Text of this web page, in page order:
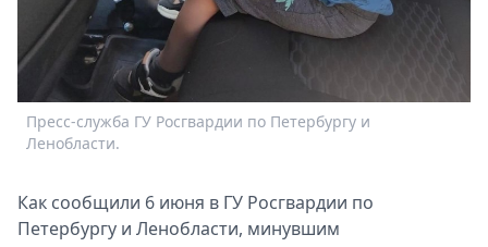
Пресс-служба ГУ Росгвардии по Петербургу и
Ленобласти.
Как сообщили 6 июня в ГУ Росгвардии по
Петербургу и Ленобласти, минувшим